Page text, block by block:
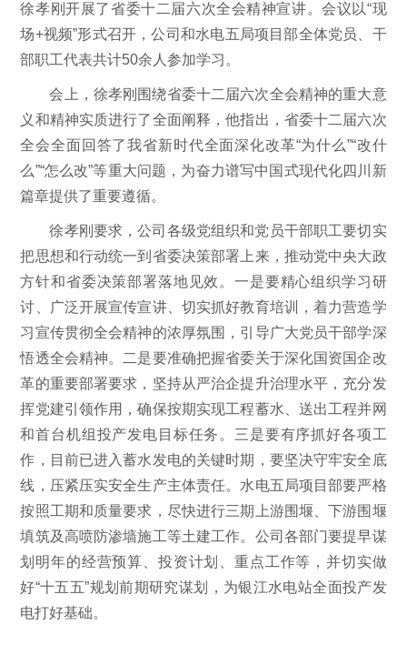
徐孝刚开展了省委十二届六次全会精神宣讲。会议以“现
场+视频”形式召开，公司和水电五局项目部全体党员、干
部职工代表共计50余人参加学习。
会上，徐孝刚围绕省委十二届六次全会精神的重大意
义和精神实质进行了全面阐释，他指出，省委十二届六次
全会全面回答了我省新时代全面深化改革“为什么”“改什
么”“怎么改”等重大问题，为奋力谱写中国式现代化四川新
篇章提供了重要遵循。
徐孝刚要求，公司各级党组织和党员干部职工要切实
把思想和行动统一到省委决策部署上来，推动党中央大政
方针和省委决策部署落地见效。一是要精心组织学习研
讨、广泛开展宣传宣讲、切实抓好教育培训，着力营造学
习宣传贯彻全会精神的浓厚氛围，引导广大党员干部学深
悟透全会精神。二是要准确把握省委关于深化国资国企改
革的重要部署要求，坚持从严治企提升治理水平，充分发
挥党建引领作用，确保按期实现工程蓄水、送出工程并网
和首台机组投产发电目标任务。三是要有序抓好各项工
作，目前已进入蓄水发电的关键时期，要坚决守牢安全底
线，压紧压实安全生产主体责任。水电五局项目部要严格
按照工期和质量要求，尽快进行三期上游围堰、下游围堰
填筑及高喷防渗墙施工等土建工作。公司各部门要提早谋
划明年的经营预算、投资计划、重点工作等，并切实做
好“十五五”规划前期研究谋划，为银江水电站全面投产发
电打好基础。